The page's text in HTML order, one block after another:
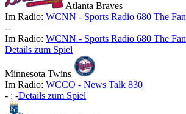
Atlanta Braves
Im Radio: WCNN - Sports Radio 680 The Fan
--
Im Radio: WCNN - Sports Radio 680 The Fan
Details zum Spiel
Minnesota Twins
Im Radio: WCCO - News Talk 830
- : -Details zum Spiel